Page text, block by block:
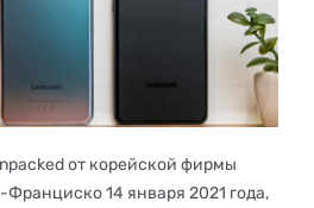
от корейской фирмы
14 января 2021 года,